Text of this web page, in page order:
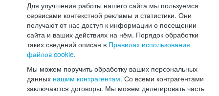
Для улучшения работы нашего сайта мы пользуемся
сервисами контекстной рекламы и статистики. Они
получают от нас доступ к информации о посещении
сайта и ваших действиях на нём. Порядок обработки
таких сведений описан в Правилах использования
файлов cookie.
Мы можем поручить обработку ваших персональных
данных нашим контрагентам. Со всеми контрагентами
заключаются договоры. Мы можем делегировать часть